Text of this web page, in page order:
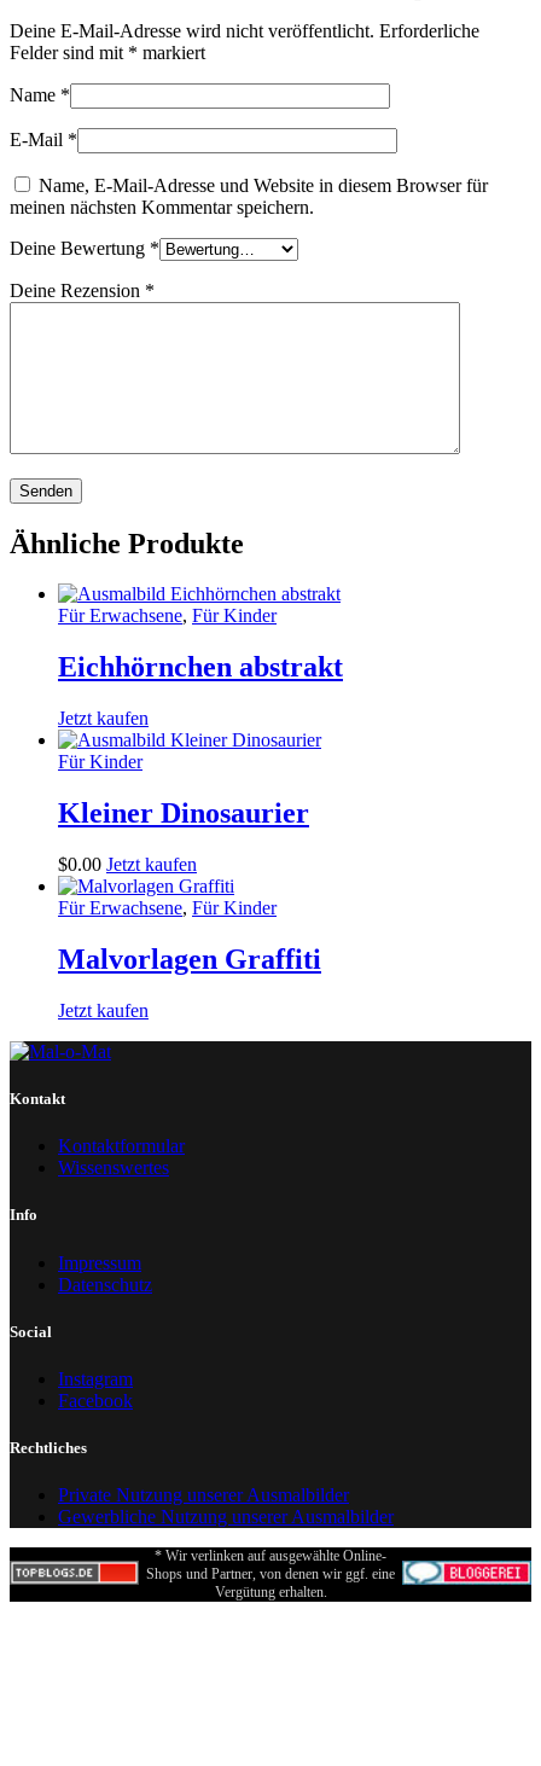
Deine E-Mail-Adresse wird nicht veröffentlicht. Erforderliche
Felder sind mit * markiert
Name *
E-Mail *
Name, E-Mail-Adresse und Website in diesem Browser für
meinen nächsten Kommentar speichern.
Deine Bewertung *
Deine Rezension *
Ähnliche Produkte
Für Erwachsene, Für Kinder
Eichhörnchen abstrakt
Jetzt kaufen
Für Kinder
Kleiner Dinosaurier
$0.00 Jetzt kaufen
Für Erwachsene, Für Kinder
Malvorlagen Graffiti
Jetzt kaufen
Kontakt
Kontaktformular
Wissenswertes
Info
Impressum
Datenschutz
Social
Instagram
Facebook
Rechtliches
Private Nutzung unserer Ausmalbilder
Gewerbliche Nutzung unserer Ausmalbilder
* Wir verlinken auf ausgewählte Online-
Shops und Partner, von denen wir ggf. eine
Vergütung erhalten.